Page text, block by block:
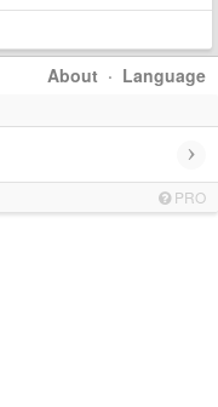
About · Language
›
PRO